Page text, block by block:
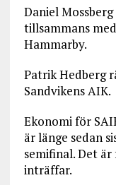
Daniel
tillsammans
Hammarby.
Patrik Hedberg
Sandvikens AIK.
Ekonomi för
är länge sedan
semifinal. Det
inträffar.